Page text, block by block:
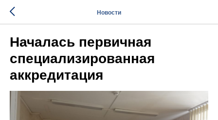
Новости
Началась первичная
специализированная
аккредитация